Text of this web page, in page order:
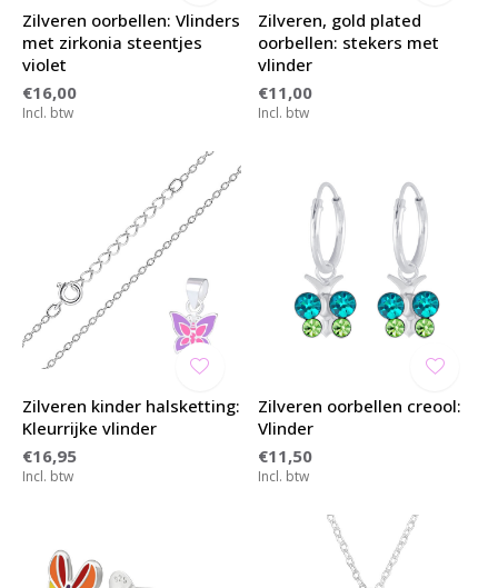
Zilveren oorbellen: Vlinders
met zirkonia steentjes
violet
€16,00
Incl. btw
Zilveren, gold plated
oorbellen: stekers met
vlinder
€11,00
Incl. btw
Zilveren kinder halsketting:
Kleurrijke vlinder
€16,95
Incl. btw
Zilveren oorbellen creool:
Vlinder
€11,50
Incl. btw